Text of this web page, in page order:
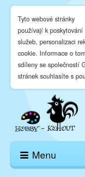
Tyto webové stránky
používají k poskytování
služeb, personalizaci
cookie. Informace o
sdíleny se společností
stránek souhlasíte s
Menu